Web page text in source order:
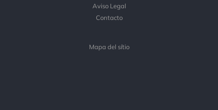
Aviso Legal
Contacto
Mapa del sítio